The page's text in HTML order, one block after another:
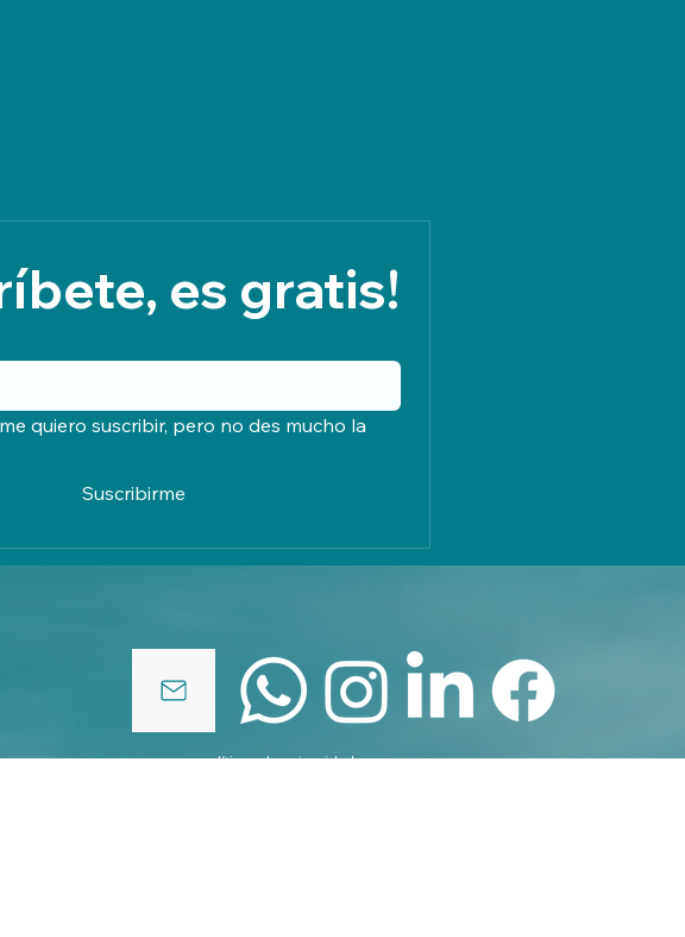
es gratis!
quiero suscribir, pero no des mucho la
Suscribirme
políticas de privacidad